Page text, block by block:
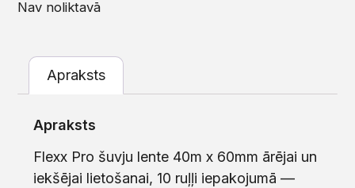
Nav noliktavā
Apraksts
Apraksts
Flexx Pro šuvju lente 40m x 60mm ārējai un
iekšējai lietošanai, 10 ruļļi iepakojumā —